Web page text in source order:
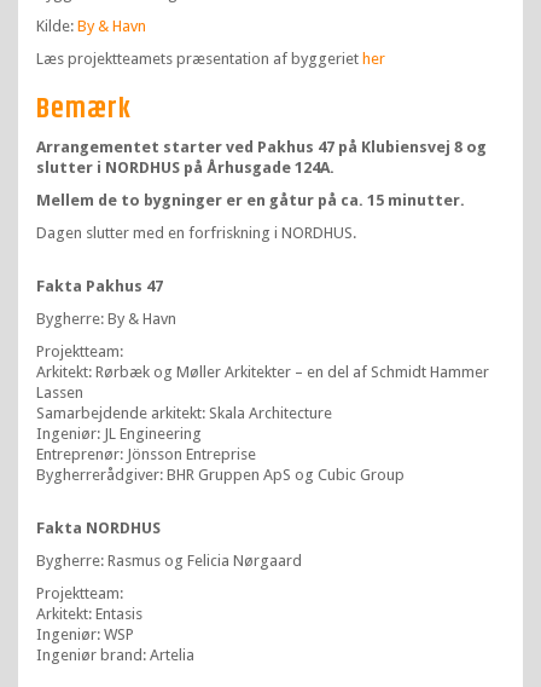
Kilde: By & Havn
Læs projektteamets præsentation af byggeriet her
Bemærk
Arrangementet starter ved Pakhus 47 på Klubiensvej 8 og
slutter i NORDHUS på Århusgade 124A.
Mellem de to bygninger er en gåtur på ca. 15 minutter.
Dagen slutter med en forfriskning i NORDHUS.
Fakta Pakhus 47
Bygherre: By & Havn
Projektteam:
Arkitekt: Rørbæk og Møller Arkitekter – en del af Schmidt Hammer
Lassen
Samarbejdende arkitekt: Skala Architecture
Ingeniør: JL Engineering
Entreprenør: Jönsson Entreprise
Bygherrerådgiver: BHR Gruppen ApS og Cubic Group
Fakta NORDHUS
Bygherre: Rasmus og Felicia Nørgaard
Projektteam:
Arkitekt: Entasis
Ingeniør: WSP
Ingeniør brand: Artelia